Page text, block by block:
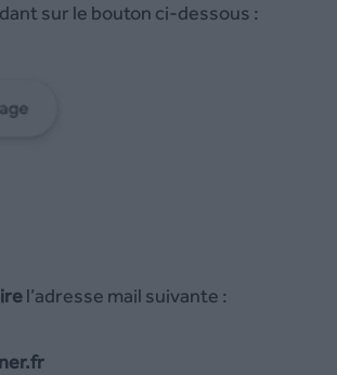
sur le bouton ci-dessous :
l’adresse mail suivante :